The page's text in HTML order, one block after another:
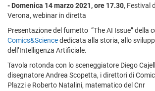
- Domenica 14 marzo 2021, ore 17.30, Festival
Verona, webinar in diretta
Presentazione del fumetto “The AI Issue” della
Comics&Sciencededicata alla storia, allo
dell’Intelligenza Artificiale.
Tavola rotonda con lo sceneggiatore Diego
disegnatore Andrea Scopetta, i direttori di
Plazzi e Roberto Natalini, matematico del Cnr